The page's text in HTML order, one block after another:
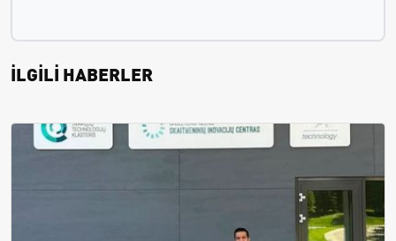
İLGİLİ HABERLER